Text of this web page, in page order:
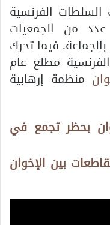
السلطات الفرنسية
من الجمعيات
فيما تحرك
مطلع عام
منظمة إرهابية
بحظر تجمع في
بين الإخوان